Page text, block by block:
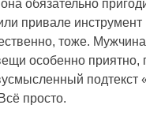
обязательно
привале
тоже.
особенно приятно,
подтекст
просто.